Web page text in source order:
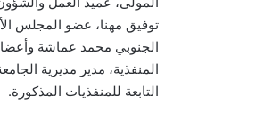
توفيق مهنا، عضو المجلس
الجنوبي محمد عماشة
المنفذية، مدير مديرية
التابعة للمنفذيات المذكورة.